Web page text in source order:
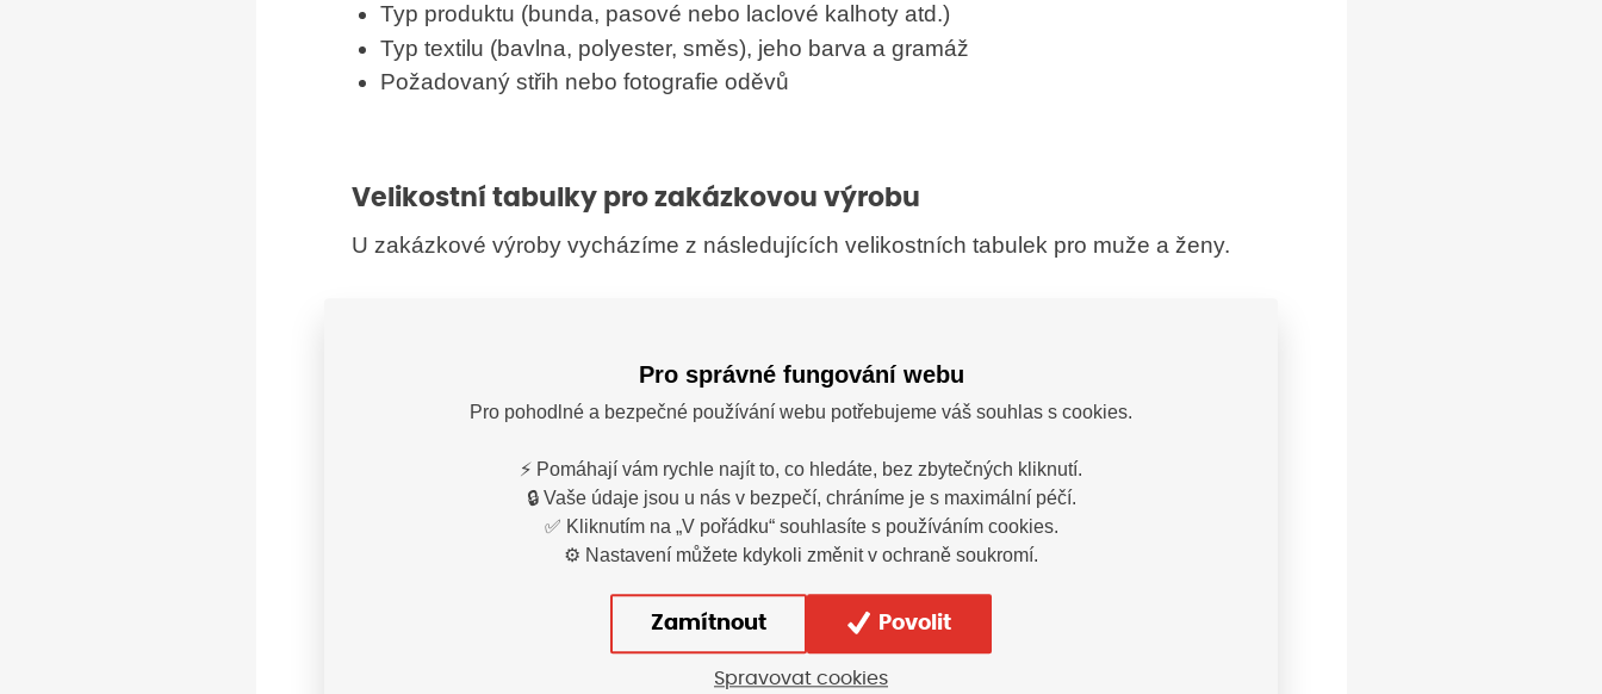
Typ produktu (bunda, pasové nebo laclové kalhoty atd.)
Typ textilu (bavlna, polyester, směs), jeho barva a gramáž
Požadovaný střih nebo fotografie oděvů
Velikostní tabulky pro zakázkovou výrobu
U zakázkové výroby vycházíme z následujících velikostních tabulek pro muže a ženy.
Pro správné fungování webu
Pro pohodlné a bezpečné používání webu potřebujeme váš souhlas s cookies.
⚡ Pomáhají vám rychle najít to, co hledáte, bez zbytečných kliknutí.
🔒 Vaše údaje jsou u nás v bezpečí, chráníme je s maximální péčí.
✅ Kliknutím na „V pořádku“ souhlasíte s používáním cookies.
⚙️ Nastavení můžete kdykoli změnit v ochraně soukromí.
Zamítnout Povolit
Spravovat cookies